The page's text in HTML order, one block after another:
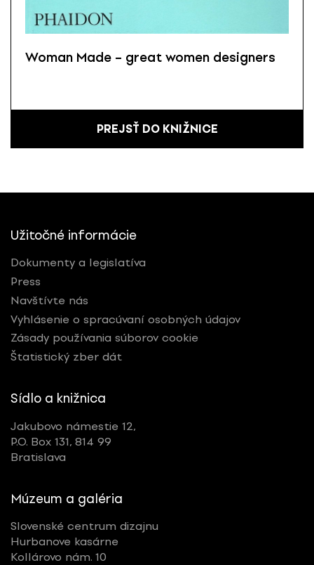
Woman Made – great women designers
PREJSŤ DO KNIŽNICE
Užitočné informácie
Dokumenty a legislatíva
Press
Navštívte nás
Vyhlásenie o spracúvaní osobných údajov
Zásady používania súborov cookie
Štatistický zber dát
Sídlo a knižnica
Jakubovo námestie 12,
P.O. Box 131, 814 99
Bratislava
Múzeum a galéria
Slovenské centrum dizajnu
Hurbanove kasárne
Kollárovo nám. 10